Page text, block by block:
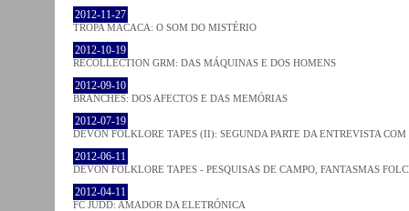
2012-11-27
TROPA MACACA: O SOM DO MISTÉRIO
2012-10-19
RECOLLECTION GRM: DAS MÁQUINAS E DOS HOMENS
2012-09-10
BRANCHES: DOS AFECTOS E DAS MEMÓRIAS
2012-07-19
DEVON FOLKLORE TAPES (II): SEGUNDA PARTE DA ENTREVISTA
2012-06-11
DEVON FOLKLORE TAPES - PESQUISAS DE CAMPO, FANTASMAS
2012-04-11
FC JUDD: AMADOR DA ELETRÓNICA